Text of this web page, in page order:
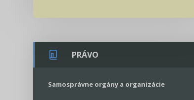
PRÁVO
Samosprávne orgány a organizácie